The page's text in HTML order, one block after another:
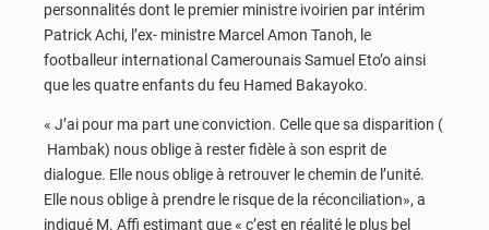
personnalités dont le premier ministre ivoirien par intérim
Patrick Achi, l’ex- ministre Marcel Amon Tanoh, le
footballeur international Camerounais Samuel Eto’o ainsi
que les quatre enfants du feu Hamed Bakayoko.
« J’ai pour ma part une conviction. Celle que sa disparition (
Hambak) nous oblige à rester fidèle à son esprit de
dialogue. Elle nous oblige à retrouver le chemin de l’unité.
Elle nous oblige à prendre le risque de la réconciliation», a
indiqué M. Affi estimant que « c’est en réalité le plus bel